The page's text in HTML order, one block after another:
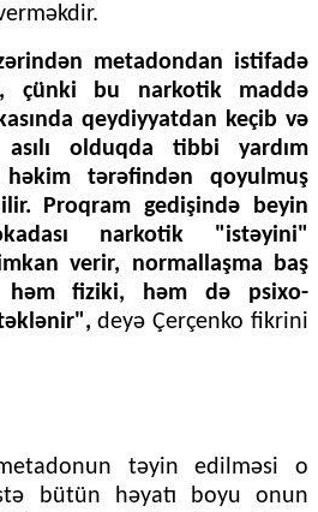
metadondan istifadə
çünki bu narkotik maddə
qeydiyyatdan keçib və
olduqda tibbi yardım
tərəfindən qoyulmuş
Proqram gedişində beyin
narkotik "istəyini"
verir, normallaşma baş
həm fiziki, həm də psixo-
deyə Çerçenko fikrini
təyin edilməsi o
bütün həyatı boyu onun